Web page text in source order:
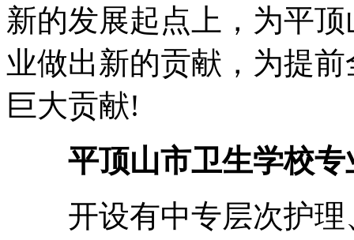
新的发展起点上，为平
业做出新的贡献，为提
巨大贡献!
平顶山市卫生学校专
开设有中专层次护理